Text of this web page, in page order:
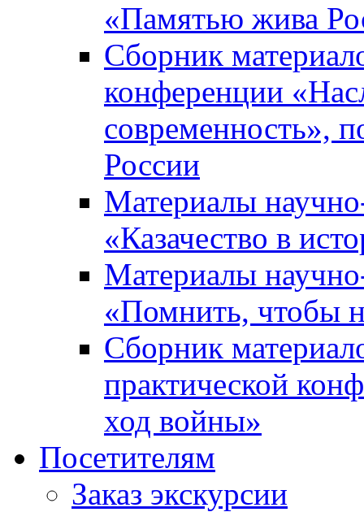
«Памятью жива
Сборник
конференции
современность»,
России
Материалы
«Казачество в
Материалы
«Помнить, чтобы
Сборник
практической
ход войны»
Посетителям
Заказ экскурсии